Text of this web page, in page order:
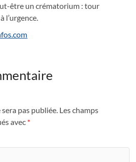
être un crématorium : tour
l’urgence.
pas publiée. Les champs
avec *